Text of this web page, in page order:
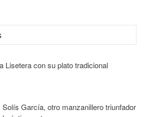
Lisetera con su plato tradicional
Solís García, otro manzanillero triunfador